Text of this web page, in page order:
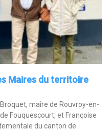
Maires du territoire
maire de Rouvroy-en-
Fouquescourt, et Françoise
du canton de